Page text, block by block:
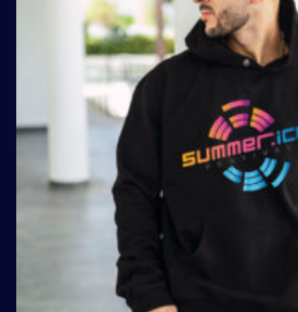
können
auf
der
Produktseite
gewählt
werden